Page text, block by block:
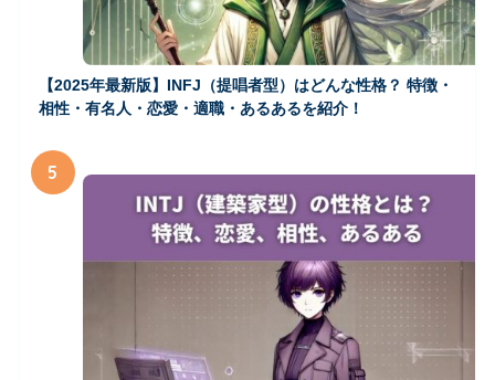
【2025年最新版】INFJ（提唱者型）はどんな性格？ 特徴・
相性・有名人・恋愛・適職・あるあるを紹介！
5